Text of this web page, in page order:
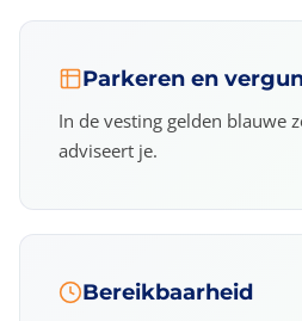
Parkeren en
In de vesting gelden blauwe
adviseert je.
Bereikbaarheid